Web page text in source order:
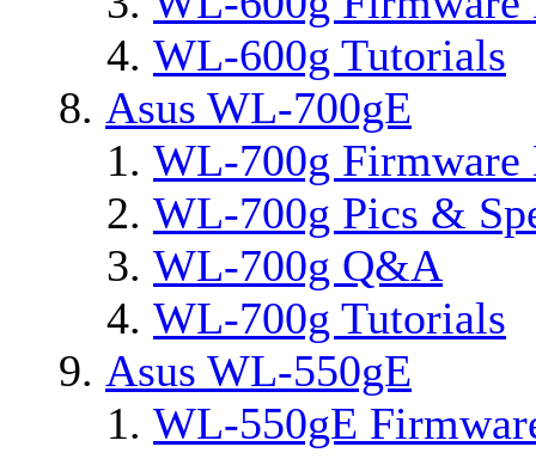
WL-600g Tutorials
Asus WL-700gE
WL-700g Firmware
WL-700g Pics &
WL-700g Q&A
WL-700g Tutorials
Asus WL-550gE
WL-550gE